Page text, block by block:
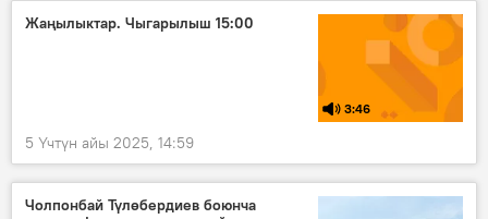
Жаңылыктар. Чыгарылыш 15:00
3:46
5 Үчтүн айы 2025, 14:59
Чолпонбай Түлөбердиев боюнча